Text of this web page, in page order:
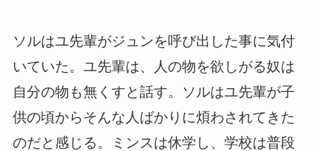
ソルはユ先輩がジュンを呼び出した事に気付
いていた。ユ先輩は、人の物を欲しがる奴は
自分の物も無くすと話す。ソルはユ先輩が子
供の頃からそんな人ばかりに煩わされてきた
のだと感じる。ミンスは休学し、学校は普段